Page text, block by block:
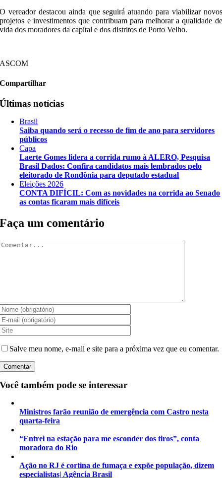
O vereador destacou ainda que seguirá atuando para viabilizar novos
projetos e investimentos que contribuam para melhorar a qualidade de
vida dos moradores da capital e dos distritos de Porto Velho.
ASCOM
Compartilhar
Últimas notícias
Brasil
Saiba quando será o recesso de fim de ano para servidores
públicos
Capa
Laerte Gomes lidera a corrida rumo à ALERO, Pesquisa
Brasil Dados: Confira candidatos mais lembrados pelo
eleitorado de Rondônia para deputado estadual
Eleições 2026
CONTA DIFÍCIL: Com as novidades na corrida ao Senado
as contas ficaram mais difíceis
Faça um comentário
Salve meu nome, e-mail e site para a próxima vez que eu comentar.
Você também pode se interessar
Ministros farão reunião de emergência com Castro nesta
quarta-feira
“Entrei na estação para me esconder dos tiros”, conta
moradora do Rio
Ação no RJ é cortina de fumaça e expõe população, dizem
especialistas| Agência Brasil